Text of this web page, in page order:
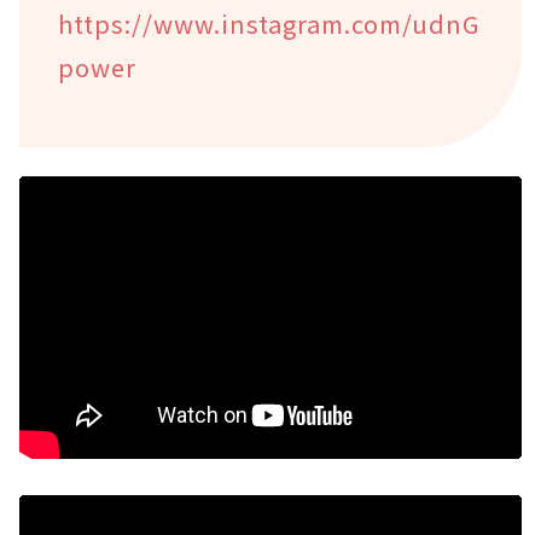
https://www.instagram.com/udnG
power